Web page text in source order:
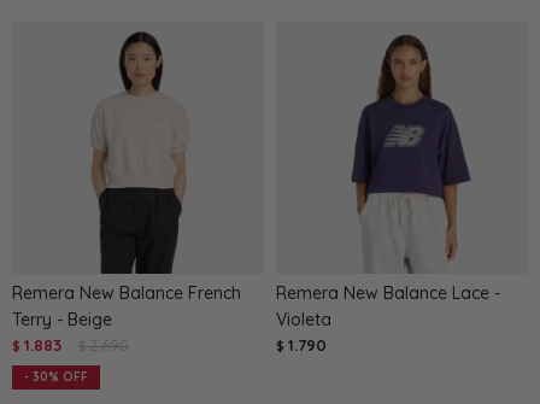
Remera New Balance French
Terry - Beige
$ 1.883 $ 2.690
30
Remera New Balance Lace -
Violeta
$ 1.790